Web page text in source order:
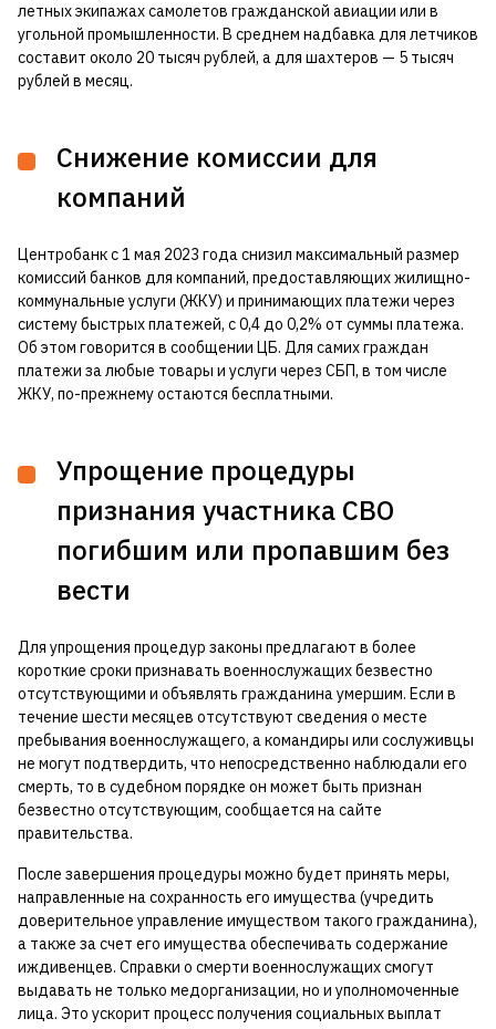
летных экипажах самолетов гражданской авиации или в
угольной промышленности. В среднем надбавка для летчиков
составит около 20 тысяч рублей, а для шахтеров — 5 тысяч
рублей в месяц.
Снижение комиссии для
компаний
Центробанк с 1 мая 2023 года снизил максимальный размер
комиссий банков для компаний, предоставляющих жилищно-
коммунальные услуги (ЖКУ) и принимающих платежи через
систему быстрых платежей, с 0,4 до 0,2% от суммы платежа.
Об этом говорится в сообщении ЦБ. Для самих граждан
платежи за любые товары и услуги через СБП, в том числе
ЖКУ, по-прежнему остаются бесплатными.
Упрощение процедуры
признания участника СВО
погибшим или пропавшим без
вести
Для упрощения процедур законы предлагают в более
короткие сроки признавать военнослужащих безвестно
отсутствующими и объявлять гражданина умершим. Если в
течение шести месяцев отсутствуют сведения о месте
пребывания военнослужащего, а командиры или сослуживцы
не могут подтвердить, что непосредственно наблюдали его
смерть, то в судебном порядке он может быть признан
безвестно отсутствующим, сообщается на сайте
правительства.
После завершения процедуры можно будет принять меры,
направленные на сохранность его имущества (учредить
доверительное управление имуществом такого гражданина),
а также за счет его имущества обеспечивать содержание
иждивенцев. Справки о смерти военнослужащих смогут
выдавать не только медорганизации, но и уполномоченные
лица. Это ускорит процесс получения социальных выплат